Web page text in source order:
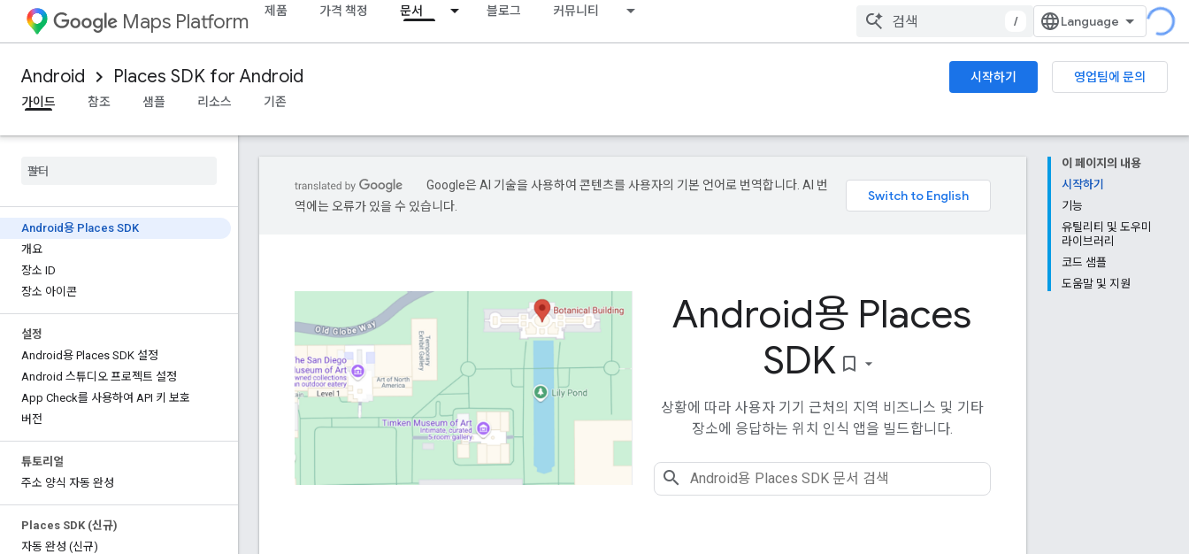
Maps Platform 제품 가격 책정 문서 블로그 커뮤니티
/
Android Places SDK for Android 시작하기
영업팀에 문의
가이드
참조 샘플 리소스 기존
Android용 Places SDK
개요
장소 ID
장소 아이콘
설정
Android용 Places SDK 설정
Android 스튜디오 프로젝트 설정
App Check를 사용하여 API 키 보호
버전
튜토리얼
주소 양식 자동 완성
Places SDK (신규)
자동 완성 (신규)
이 페이지의 내용
시작하기
기능
유틸리티 및 도우미
라이브러리
코드 샘플
도움말 및 지원
Google은 AI 기술을 사용하여 콘텐츠를 사용자의 기본 언어로 번역합니다. AI 번
역에는 오류가 있을 수 있습니다.
Android용 Places
SDK bookmark_border
상황에 따라 사용자 기기 근처의 지역 비즈니스 및 기타
장소에 응답하는 위치 인식 앱을 빌드합니다.